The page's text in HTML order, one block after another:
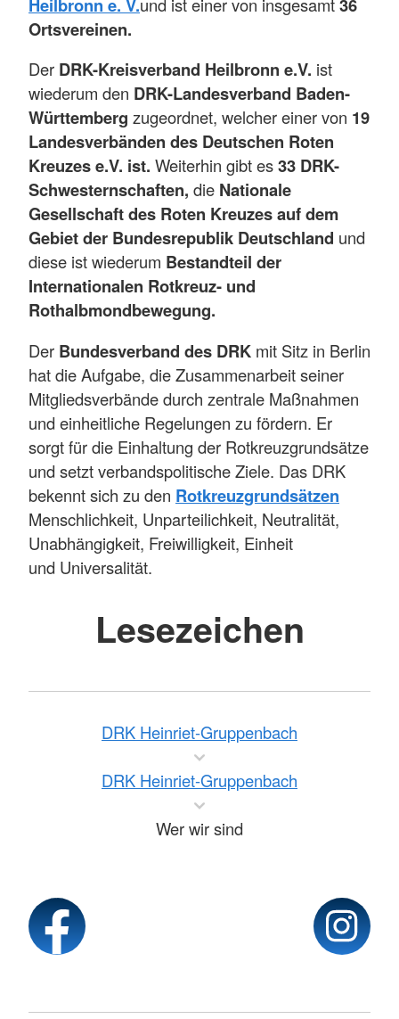
Heilbronn e. V.
36
Ortsvereinen.
Der DRK-Kreisverband Heilbronn e.V. ist
wiederum den DRK-Landesverband Baden-
Württemberg zugeordnet, welcher einer von 19
Landesverbänden des Deutschen Roten
Kreuzes e.V. ist. Weiterhin gibt es33 DRK-
Schwesternschaften, die Nationale
Gesellschaft des Roten Kreuzes auf dem
Gebiet der Bundesrepublik Deutschland und
diese ist wiederum Bestandteil der
Internationalen Rotkreuz- und
Rothalbmondbewegung.
Der Bundesverband des DRK mit Sitz in Berlin
hat die Aufgabe, die Zusammenarbeit seiner
Mitgliedsverbände durch zentrale Maßnahmen
und einheitliche Regelungen zu fördern. Er
sorgt für die Einhaltung der Rotkreuzgrundsätze
und setzt verbandspolitische Ziele. Das DRK
bekennt sich zu den Rotkreuzgrundsätzen
Menschlichkeit, Unparteilichkeit, Neutralität,
Unabhängigkeit, Freiwilligkeit, Einheit
und Universalität.
Lesezeichen
DRK Heinriet-Gruppenbach
DRK Heinriet-Gruppenbach
Wer wir sind